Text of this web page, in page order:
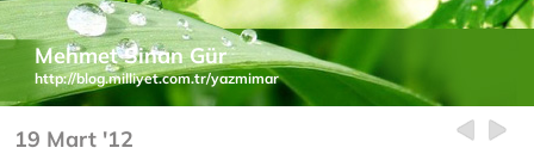
Mehmet Sinan Gür
http://blog.milliyet.com.tr/yazmimar
19 Mart '12